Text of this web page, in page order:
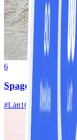
6
Spagetti med
#Lätt10 MIN